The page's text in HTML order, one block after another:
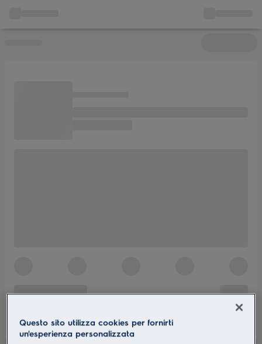
Questo sito utilizza cookies per fornirti
un'esperienza personalizzata